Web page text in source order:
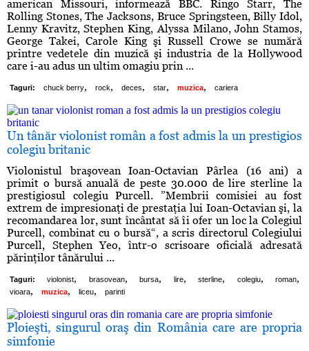
american Missouri, informează BBC. Ringo Starr, The
Rolling Stones, The Jacksons, Bruce Springsteen, Billy Idol,
Lenny Kravitz, Stephen King, Alyssa Milano, John Stamos,
George Takei, Carole King şi Russell Crowe se numără
printre vedetele din muzică şi industria de la Hollywood
care i-au adus un ultim omagiu prin ...
Taguri: chuck berry, rock, deces, star, muzica, cariera
Un tânăr violonist român a fost admis la un prestigios
colegiu britanic
Violonistul braşovean Ioan-Octavian Pârlea (16 ani) a
primit o bursă anuală de peste 30.000 de lire sterline la
prestigiosul colegiu Purcell. ”Membrii comisiei au fost
extrem de impresionaţi de prestaţia lui Ioan-Octavian şi, la
recomandarea lor, sunt încântat să îi ofer un loc la Colegiul
Purcell, combinat cu o bursă“, a scris directorul Colegiului
Purcell, Stephen Yeo, într-o scrisoare oficială adresată
părinţilor tânărului ...
Taguri: violonist, brasovean, bursa, lire, sterline, colegiu, roman,
vioara, muzica, liceu, parinti
Ploieşti, singurul oraş din România care are propria
simfonie